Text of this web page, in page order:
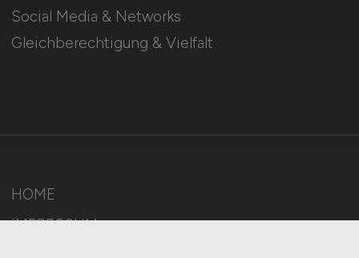
Social Media & Networks
Gleichberechtigung & Vielfalt
HOME
IMPRESSUM